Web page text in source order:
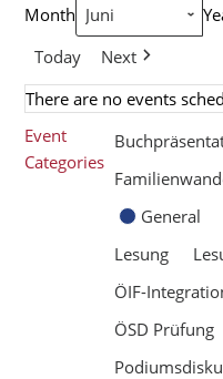
Month
Today
Next
There are no events
Event
Categories
General
Lesung
ÖIF-
ÖSD Prüfung